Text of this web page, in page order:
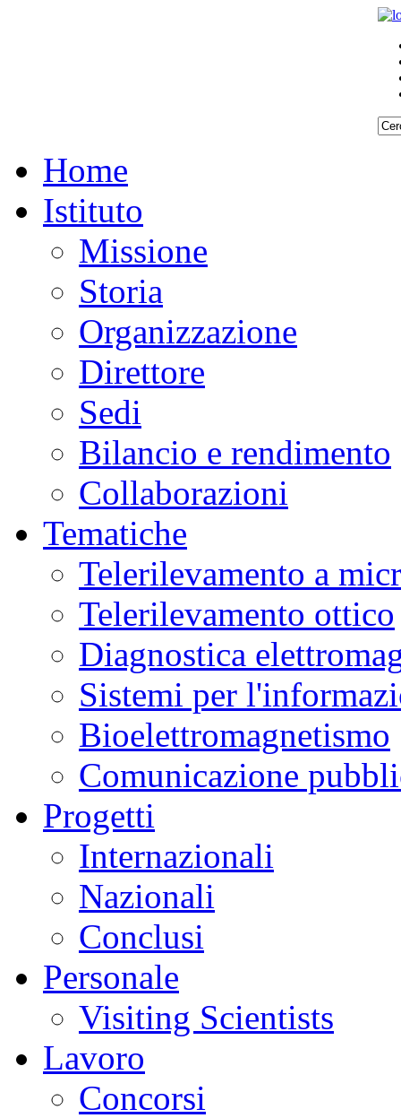
Home
Istituto
Missione
Storia
Organizzazione
Direttore
Sedi
Bilancio e rendimento
Collaborazioni
Tematiche
Telerilevamento a
Telerilevamento ottico
Diagnostica
Sistemi per
Bioelettromagnetismo
Comunicazione
Progetti
Internazionali
Nazionali
Conclusi
Personale
Visiting Scientists
Lavoro
Concorsi